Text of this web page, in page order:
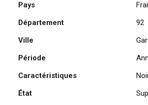
Reconnaissance,
Gouin
(92380)
Pays
Département
92
Ville
Période
Caractéristiques
État